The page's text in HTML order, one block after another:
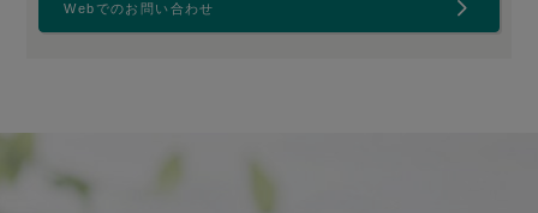
Webでのお問い合わせ